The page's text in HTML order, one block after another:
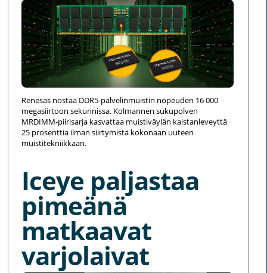
Renesas nostaa DDR5-palvelinmuistin nopeuden 16 000
megasiirtoon sekunnissa. Kolmannen sukupolven
MRDIMM-piirisarja kasvattaa muistiväylän kaistanleveyttä
25 prosenttia ilman siirtymistä kokonaan uuteen
muistitekniikkaan.
Iceye paljastaa
pimeänä
matkaavat
varjolaivat